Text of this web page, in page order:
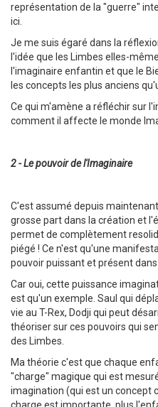
représentation de la "guerre"
ici.
Je me suis égaré dans la
l'idée que les Limbes elles-
l'imaginaire enfantin et que le
les concepts les plus anciens
Ce qui m'amène a réfléchir sur
comment il affecte le monde
2 - Le pouvoir de l'Imaginaire
C'est assumé depuis
grosse part dans la création et
permet de complètement
piégé ! Ce n'est qu'une
pouvoir puissant et présent
Car oui, cette puissance
est qu'un exemple. Saul qui
vie au T-Rex, Dodji qui peut
théoriser sur ces pouvoirs qui
des Limbes.
Ma théorie c'est que chaque
"charge" magique qui est
imagination (qui est un concept